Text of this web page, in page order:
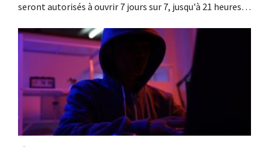
seront autorisés à ouvrir 7 jours sur 7, jusqu'à 21 heures.
faut. De plus, la législation du travail constitue un
obstacle. Les conditions sont-elles équitables pour tous